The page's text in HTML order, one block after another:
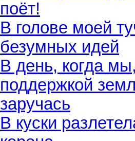
поёт!
В голове моей
безумных идей
В день, когда
поддержкой
заручась
В куски